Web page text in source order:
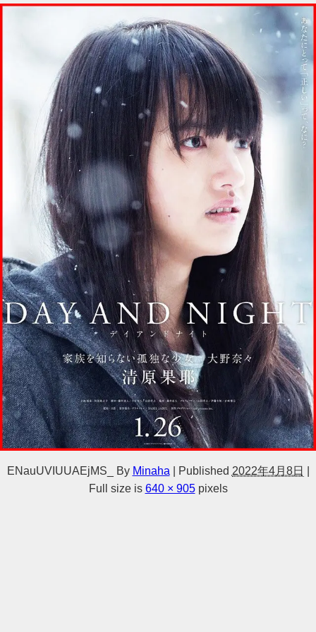
ENauUVIUUAEjMS_ By Minaha | Published 2022年4月8日 |
Full size is 640 × 905pixels